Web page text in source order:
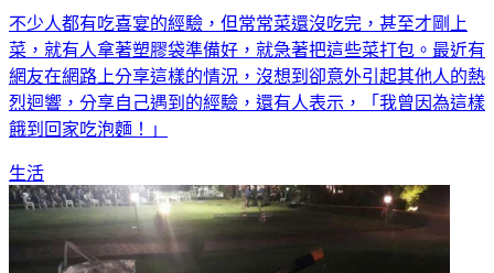
不少人都有吃喜宴的經驗，但常常菜還沒吃完，甚至才剛上
菜，就有人拿著塑膠袋準備好，就急著把這些菜打包。最近有
網友在網路上分享這樣的情況，沒想到卻意外引起其他人的熱
烈迴響，分享自己遇到的經驗，還有人表示，「我曾因為這樣
餓到回家吃泡麵！」
生活